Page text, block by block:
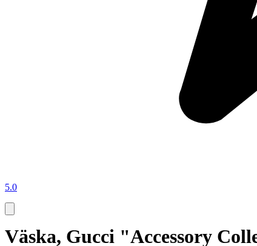
5.0
Väska, Gucci "Accessory